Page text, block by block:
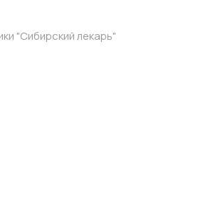
"Сибирский лекарь"